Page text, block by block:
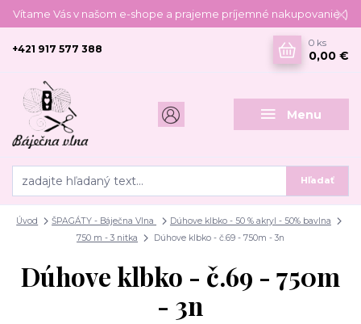
Vítame Vás v našom e-shope a prajeme príjemné nakupovanie :)
Menu
Hľadať
+421 917 577 388
0 ks
0,00 €
Úvod ŠPAGÁTY - Báječna Vlna
Dúhove klbko - 50 % akryl - 50% bavlna
750 m - 3 nitka
Dúhove klbko - č.69 - 750m - 3n
Dúhove klbko - č.69 - 750m
- 3n